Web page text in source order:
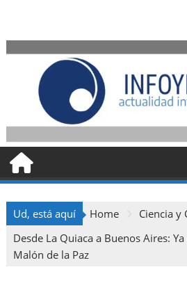
content
Ud, está aquí Home
Ciencia y
Desde La Quiaca a Buenos Aires:
Malón de la Paz